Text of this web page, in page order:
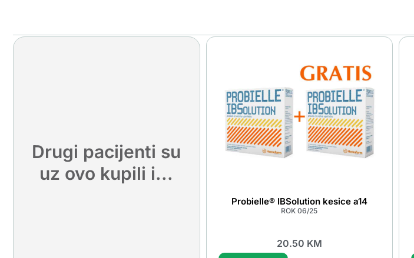
Drugi pacijenti su
uz ovo kupili i...
Probielle® IBSolution kesice a14
ROK 06/25
20.50 KM